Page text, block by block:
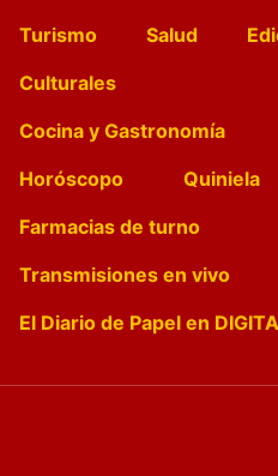
Turismo
Salud
Culturales
Cocina y Gastronomía
Horóscopo
Quiniela
Farmacias de turno
Transmisiones en vivo
El Diario de Papel en